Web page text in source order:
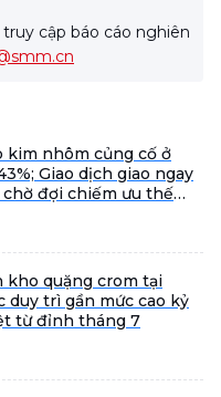
cập báo cáo nghiên
kim nhôm củng cố ở
Giao dịch giao ngay
đợi chiếm ưu thế
kho quặng crom tại
duy trì gần mức cao kỷ
từ đỉnh tháng 7